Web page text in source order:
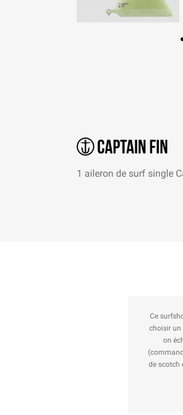
1 aileron de surf single
Ce surfshop est
choisir un pad
on échange
(commandés
de scotch et de